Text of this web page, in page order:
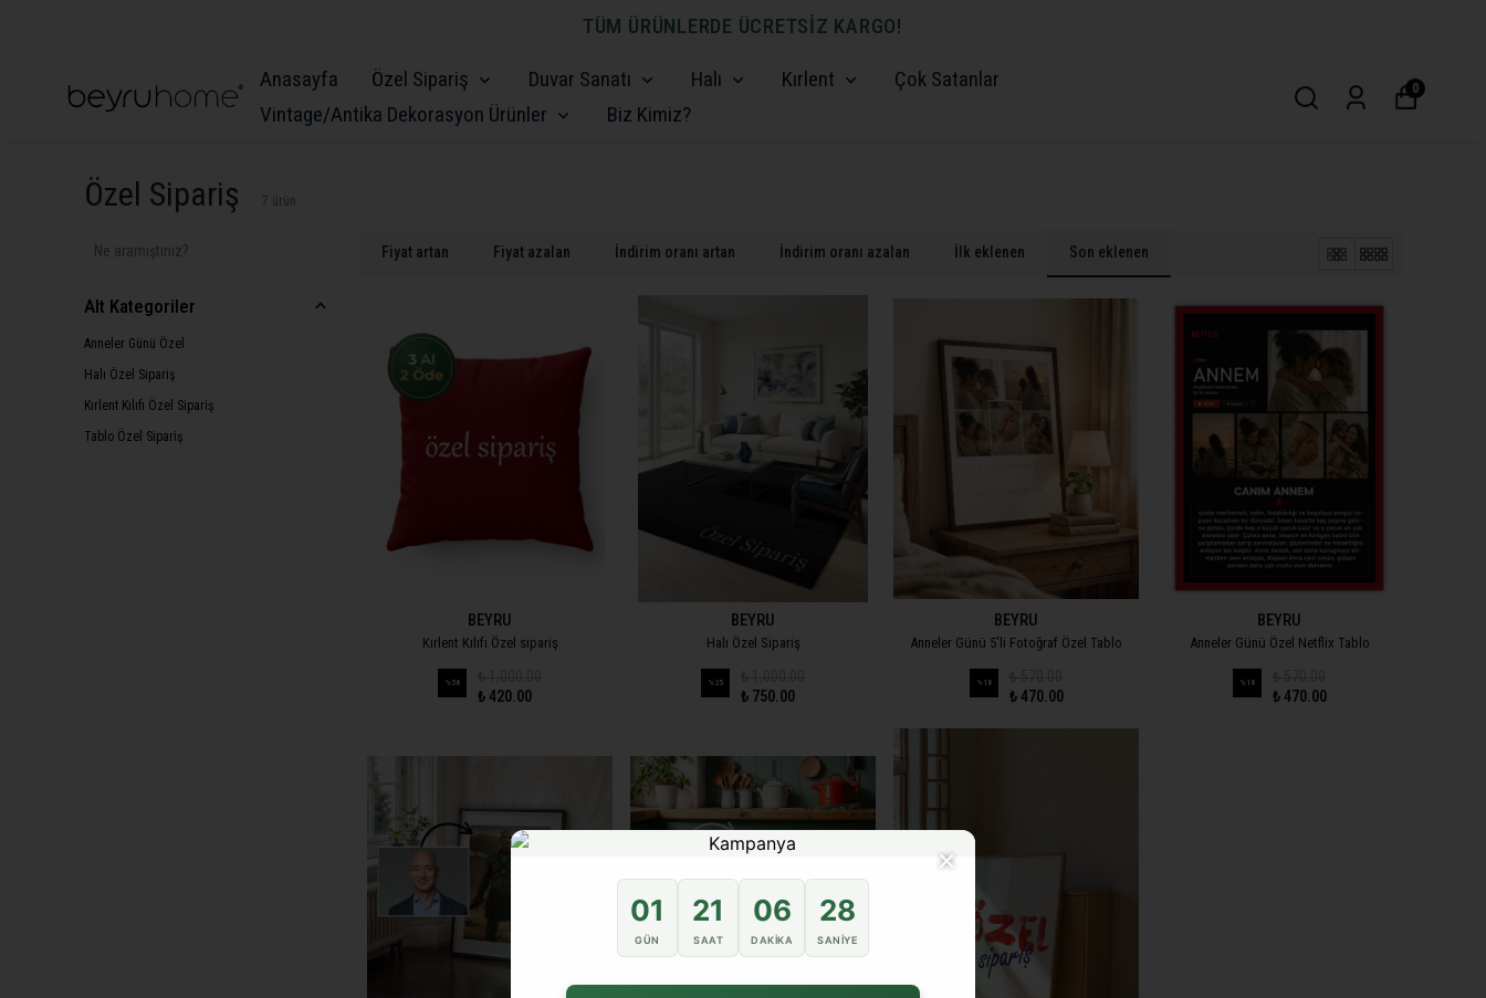
TÜM ÜRÜNLERDE ÜCRETSİZ KARGO!
Anasayfa Özel Sipariş Duvar Sanatı Halı Kırlent
Çok Satanlar
Vintage/Antika Dekorasyon Ürünler
Biz Kimiz?
0
Özel Sipariş 7 ürün
Fiyat artan Fiyat azalan İndirim oranı artan İndirim oranı azalan İlk eklenen Son eklenen
Alt Kategoriler
Anneler Günü Özel
Halı Özel Sipariş
Kırlent Kılıfı Özel Sipariş
Tablo Özel Sipariş
BEYRU
Kırlent Kılıfı Özel sipariş
% 58
₺ 420.00
BEYRU
Halı Özel Sipariş
% 25
₺ 750.00
BEYRU
Anneler Günü 5'li Fotoğraf Özel Tablo
% 18
₺ 470.00
BEYRU
Anneler Günü Özel Netflix Tablo
% 18
₺ 470.00
×
01
GÜN
21
SAAT
06
DAKIKA
28
SANIYE